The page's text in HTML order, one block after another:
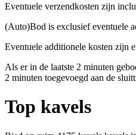
Eventuele verzendkosten zijn
(Auto)Bod is exclusief eventuele
Eventuele additionele kosten zijn
Als er in de laatste 2 minuten
2 minuten toegevoegd aan de
Top kavels